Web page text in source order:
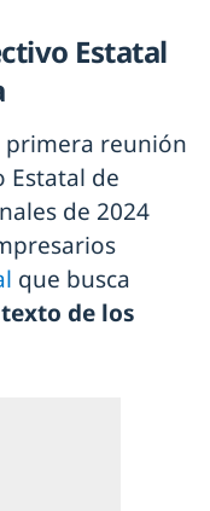
Estatal
primera reunión
Estatal de
de 2024
que busca
de los